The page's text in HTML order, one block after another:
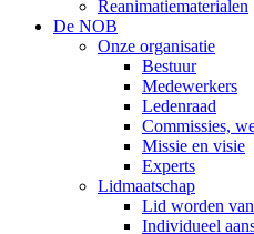
Reanimatiematerialen
De NOB
Onze organisatie
Bestuur
Medewerkers
Ledenraad
Commissies,
Missie en visie
Experts
Lidmaatschap
Lid worden
Individueel